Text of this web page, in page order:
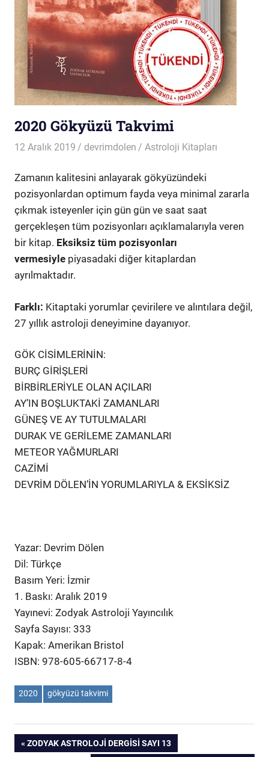
2020 Gökyüzü Takvimi
12 Aralık 2019 devrimdolen Astroloji Kitapları
Zamanın kalitesini anlayarak gökyüzündeki
pozisyonlardan optimum fayda veya minimal zararla
çıkmak isteyenler için gün gün ve saat saat
gerçekleşen tüm pozisyonları açıklamalarıyla veren
bir kitap. Eksiksiz tüm pozisyonları
vermesiyle piyasadaki diğer kitaplardan
ayrılmaktadır.
Farklı: Kitaptaki yorumlar çevirilere ve alıntılara değil,
27 yıllık astroloji deneyimine dayanıyor.
GÖK CİSİMLERİNİN:
BURÇ GİRİŞLERİ
BİRBİRLERİYLE OLAN AÇILARI
AY’IN BOŞLUKTAKİ ZAMANLARI
GÜNEŞ VE AY TUTULMALARI
DURAK VE GERİLEME ZAMANLARI
METEOR YAĞMURLARI
CAZİMİ
DEVRİM DÖLEN’İN YORUMLARIYLA & EKSİKSİZ
Yazar: Devrim Dölen
Dil: Türkçe
Basım Yeri: İzmir
1. Baskı: Aralık 2019
Yayınevi: Zodyak Astroloji Yayıncılık
Sayfa Sayısı: 333
Kapak: Amerikan Bristol
ISBN: 978-605-66717-8-4
2020 gökyüzü takvimi
Yazı
PREVIOUS
ZODYAK ASTROLOJI DERGISI SAYI 13